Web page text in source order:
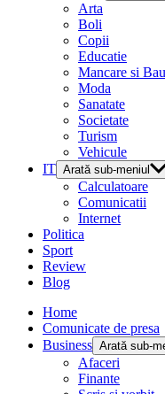
Arta
Boli
Copii
Educatie
Mancare si
Moda
Sanatate
Societate
Turism
Vehicule
IT Arată sub-meniul
Calculatoare
Comunicatii
Internet
Politica
Sport
Review
Blog
Home
Comunicate de presa
Business Arată sub-
Afaceri
Finante